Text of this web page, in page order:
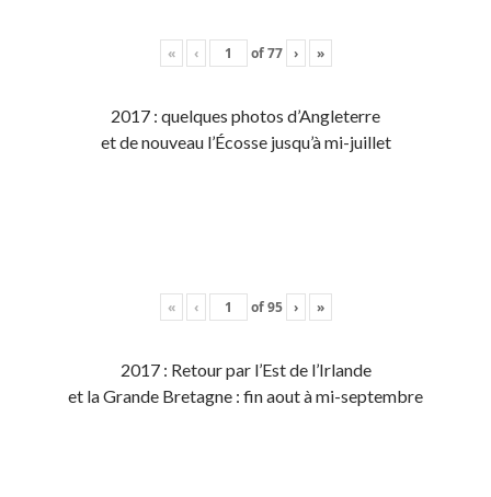
« ‹ of77 › »
2017 : quelques photos d’Angleterre
et de nouveau l’Écosse jusqu’à mi-juillet
« ‹ of95 › »
2017 : Retour par l’Est de l’Irlande
et la Grande Bretagne : fin aout à mi-septembre